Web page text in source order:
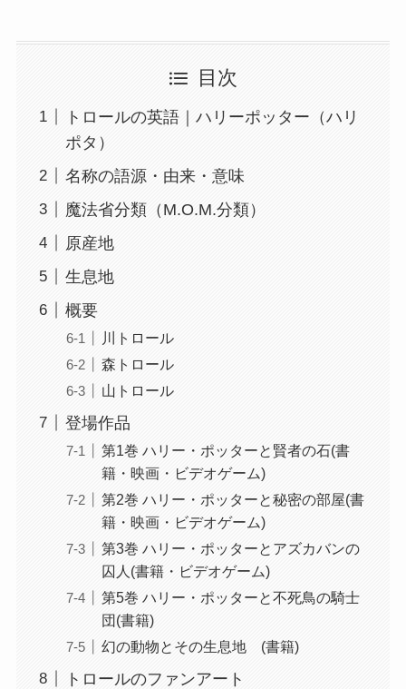
目次
トロールの英語｜ハリーポッター（ハリ
ポタ）
名称の語源・由来・意味
魔法省分類（M.O.M.分類）
原産地
生息地
概要
川トロール
森トロール
山トロール
登場作品
第1巻 ハリー・ポッターと賢者の石(書
籍・映画・ビデオゲーム)
第2巻 ハリー・ポッターと秘密の部屋(書
籍・映画・ビデオゲーム)
第3巻 ハリー・ポッターとアズカバンの
囚人(書籍・ビデオゲーム)
第5巻 ハリー・ポッターと不死鳥の騎士
団(書籍)
幻の動物とその生息地 (書籍)
トロールのファンアート